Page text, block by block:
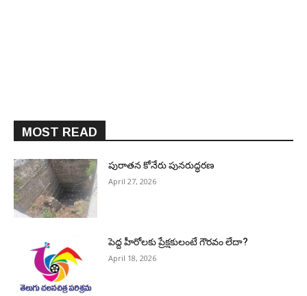
MOST READ
పురాత‌న కోనేరు పున‌రుద్ధ‌ర‌ణ
April 27, 2026
పెద్ద హీరోల‌కు ప్రేక్ష‌కులంటే గౌర‌వం లేదా?
April 18, 2026